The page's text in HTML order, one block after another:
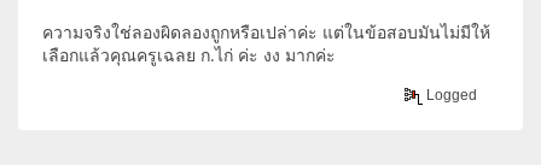
ความจริงใช่ลองผิดลองถูกหรือเปล่าค่ะ แต่ในข้อสอบมันไม่มีให้
เลือกแล้วคุณครูเฉลย ก.ไก่ ค่ะ งง มากค่ะ
Logged